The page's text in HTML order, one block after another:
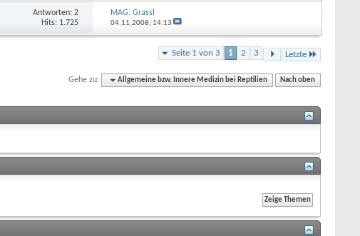
Antworten: 2
Hits: 1.725
MAG. Grassl
04.11.2008, 14:13
Seite 1 von 3 1 2 3 Letzte
Gehe zu: Allgemeine bzw. Innere Medizin bei Reptilien Nach oben